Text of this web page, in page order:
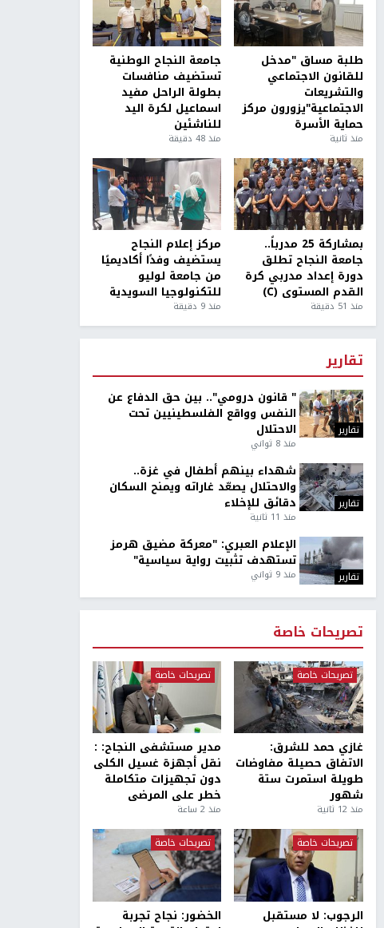
طلبة مساق "مدخل
للقانون الاجتماعي
والتشريعات
الاجتماعية"يزورون مركز
حماية الأسرة
منذ ثانية
جامعة النجاح الوطنية
تستضيف منافسات
بطولة الراحل مفيد
اسماعيل لكرة اليد
للناشئين
منذ 48 دقيقة
بمشاركة 25 مدرباً..
جامعة النجاح تطلق
دورة إعداد مدربي كرة
القدم المستوى (C)
منذ 51 دقيقة
مركز إعلام النجاح
يستضيف وفدًا أكاديميًا
من جامعة لوليو
للتكنولوجيا السويدية
منذ 9 دقيقة
تقارير
تقارير
" قانون درومي".. بين حق الدفاع عن
النفس وواقع الفلسطينيين تحت
الاحتلال
منذ 8 ثواني
تقارير
شهداء بينهم أطفال في غزة..
والاحتلال يصعّد غاراته ويمنح السكان
دقائق للإخلاء
منذ 11 ثانية
تقارير
الإعلام العبري: "معركة مضيق هرمز
تستهدف تثبيت رواية سياسية"
منذ 9 ثواني
تصريحات خاصة
تصريحات خاصة
غازي حمد للشرق:
الاتفاق حصيلة مفاوضات
طويلة استمرت ستة
شهور
منذ 12 ثانية
تصريحات خاصة
مدير مستشفى النجاح: :
نقل أجهزة غسيل الكلى
دون تجهيزات متكاملة
خطر على المرضى
منذ 2 ساعة
تصريحات خاصة
الرجوب: لا مستقبل
تصريحات خاصة
الخضور: نجاح تجربة